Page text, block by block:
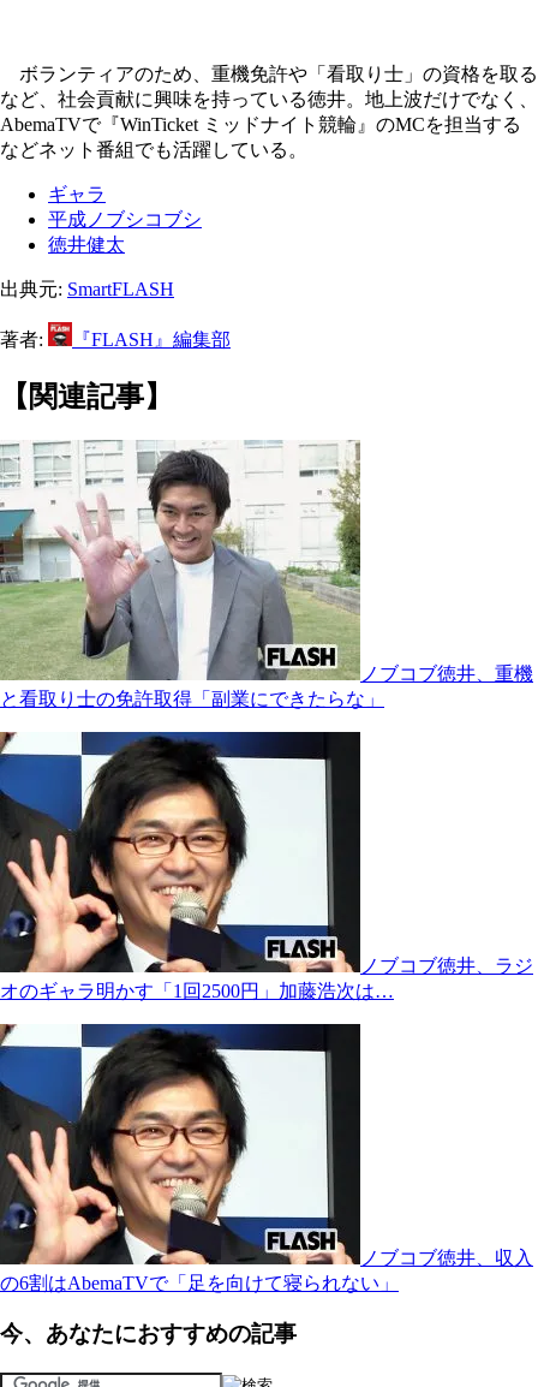
ボランティアのため、重機免許や「看取り士」の資格を取る
など、社会貢献に興味を持っている徳井。地上波だけでなく、
AbemaTVで『WinTicket ミッドナイト競輪』のMCを担当する
などネット番組でも活躍している。
ギャラ
平成ノブシコブシ
徳井健太
出典元: SmartFLASH
著者: 『FLASH』編集部
【関連記事】
ノブコブ徳井、重機
と看取り士の免許取得「副業にできたらな」
ノブコブ徳井、ラジ
オのギャラ明かす「1回2500円」加藤浩次は…
ノブコブ徳井、収入
の6割はAbemaTVで「足を向けて寝られない」
今、あなたにおすすめの記事